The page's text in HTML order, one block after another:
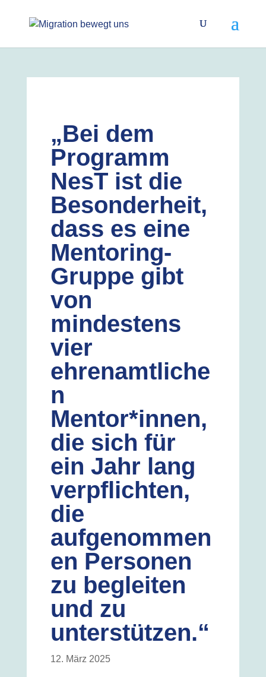
„Bei dem
Programm
NesT ist die
Besonderheit,
dass es eine
Mentoring-
Gruppe gibt
von
mindestens
vier
ehrenamtliche
n
Mentor*innen,
die sich für
ein Jahr lang
verpflichten,
die
aufgenommen
en Personen
zu begleiten
und zu
unterstützen.“
12. März 2025